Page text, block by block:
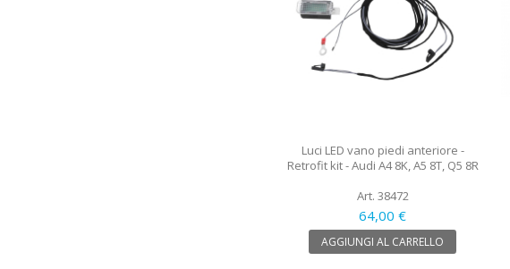
Luci LED vano piedi anteriore -
Retrofit kit - Audi A4 8K, A5 8T, Q5 8R
Art. 38472
64,00 €
AGGIUNGI AL CARRELLO